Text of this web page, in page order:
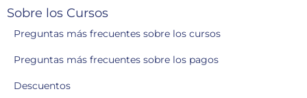
Sobre los Cursos
Preguntas más frecuentes sobre los cursos
Preguntas más frecuentes sobre los pagos
Descuentos